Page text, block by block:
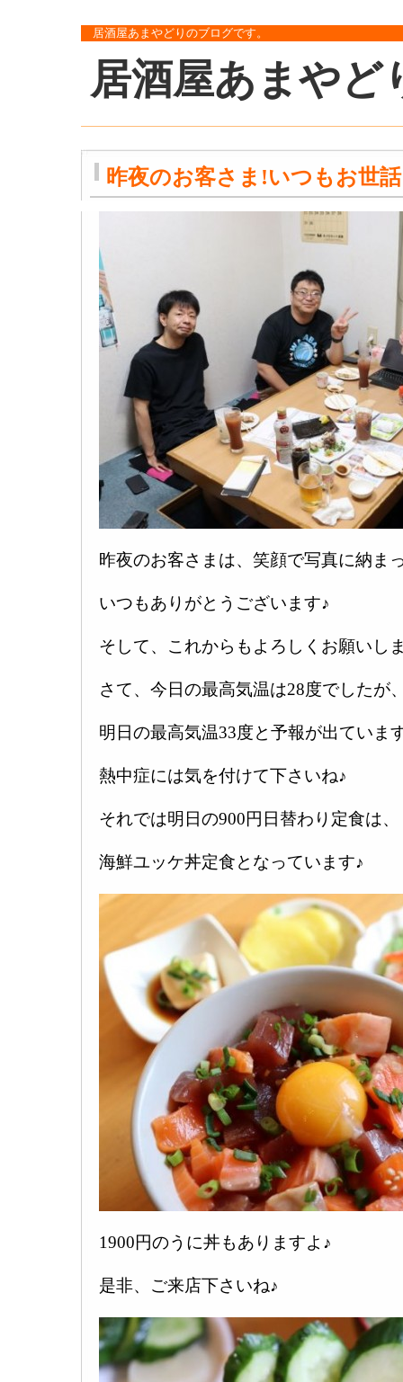
居酒屋あまやどりのブログです。
居酒屋あまやど
昨夜のお客さま!いつもお世
昨夜のお客さまは、笑顔で写真に納ま
いつもありがとうございます♪
そして、これからもよろしくお願いし
さて、今日の最高気温は28度でしたが
明日の最高気温33度と予報が出ていま
熱中症には気を付けて下さいね♪
それでは明日の900円日替わり定食は、
海鮮ユッケ丼定食となっています♪
1900円のうに丼もありますよ♪
是非、ご来店下さいね♪